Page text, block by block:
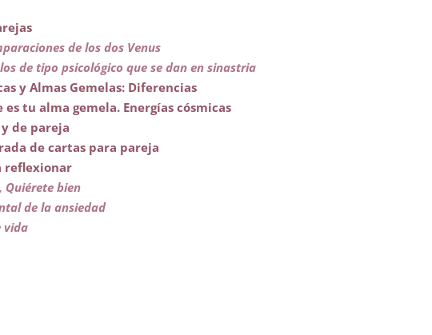
de los dos Venus
de tipo psicológico que se dan en sinastria
y Almas Gemelas: Diferencias
es tu alma gemela. Energías cósmicas
de pareja
de cartas para pareja
reflexionar
Quiérete bien
de la ansiedad
vida